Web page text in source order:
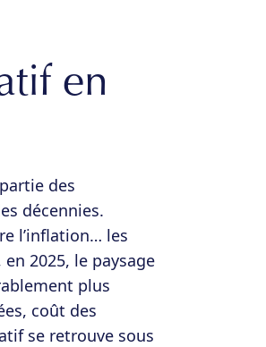
en
des
décennies.
l’inflation… les
2025, le paysage
plus
coût des
se retrouve sous